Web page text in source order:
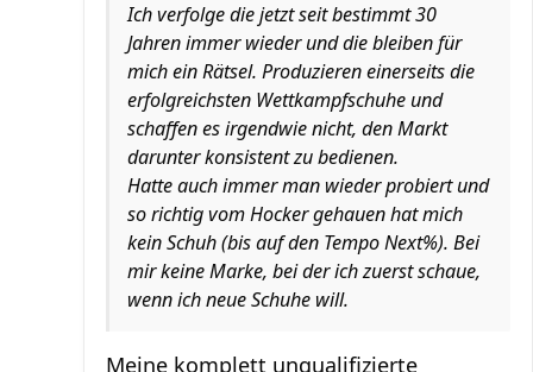
Ich verfolge die jetzt seit bestimmt 30
Jahren immer wieder und die bleiben für
mich ein Rätsel. Produzieren einerseits die
erfolgreichsten Wettkampfschuhe und
schaffen es irgendwie nicht, den Markt
darunter konsistent zu bedienen.
Hatte auch immer man wieder probiert und
so richtig vom Hocker gehauen hat mich
kein Schuh (bis auf den Tempo Next%). Bei
mir keine Marke, bei der ich zuerst schaue,
wenn ich neue Schuhe will.
Meine komplett unqualifizierte